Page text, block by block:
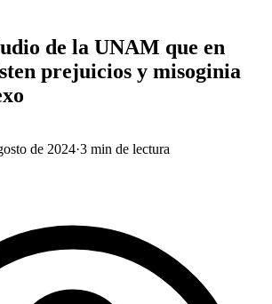
de la UNAM que en
prejuicios y misoginia
de 2024·3 min de lectura